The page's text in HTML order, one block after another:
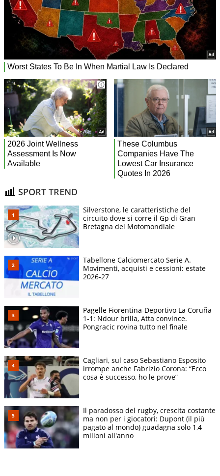
SPORT TREND
Silverstone, le caratteristiche del
circuito dove si corre il Gp di Gran
Bretagna del Motomondiale
Tabellone Calciomercato Serie A.
Movimenti, acquisti e cessioni: estate
2026-27
Pagelle Fiorentina-Deportivo La Coruña
1-1: Ndour brilla, Atta convince.
Pongracic rovina tutto nel finale
Cagliari, sul caso Sebastiano Esposito
irrompe anche Fabrizio Corona: “Ecco
cosa è successo, ho le prove”
Il paradosso del rugby, crescita costante
ma non per i giocatori: Dupont (il più
pagato al mondo) guadagna solo 1,4
milioni all'anno